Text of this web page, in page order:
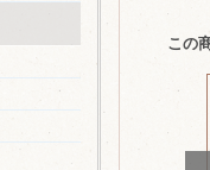
この